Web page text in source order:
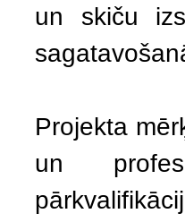
un skiču
Projekta
un